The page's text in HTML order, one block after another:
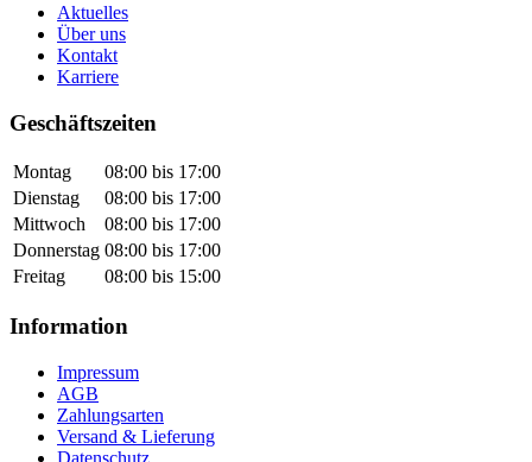
Aktuelles
Über uns
Kontakt
Karriere
Geschäftszeiten
Montag
08:00 bis 17:00
Dienstag
08:00 bis 17:00
Mittwoch
08:00 bis 17:00
Donnerstag 08:00 bis 17:00
Freitag
08:00 bis 15:00
Information
Impressum
AGB
Zahlungsarten
Versand & Lieferung
Datenschutz